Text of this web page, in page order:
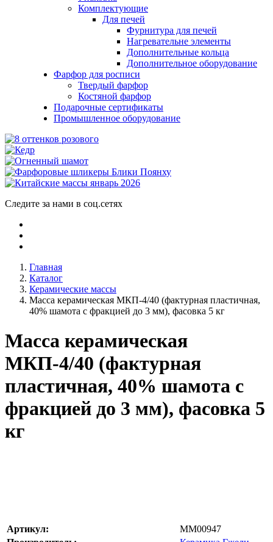
Комплектующие
Для печей
Фурнитура для печей
Нагревательне элементы
Дополнительные кольца
Дополнительное оборудование
Фарфор для росписи
Твердый фарфор
Костяной фарфор
Подарочные сертификаты
Промышленное оборудование
Следите за нами в соц.сетях
Главная
Каталог
Керамические массы
Масса керамическая МКП-4/40 (фактурная пластичная,
40% шамота с фракцией до 3 мм), фасовка 5 кг
Масса керамическая
МКП-4/40 (фактурная
пластичная, 40% шамота с
фракцией до 3 мм), фасовка 5
кг
Артикул:
MM00947